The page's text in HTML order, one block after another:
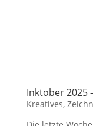
Inktober 2025
Kreatives,